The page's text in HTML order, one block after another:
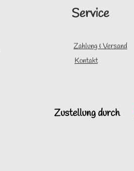
Service
Zahlung & Versand
Kontakt
Zustellung durch